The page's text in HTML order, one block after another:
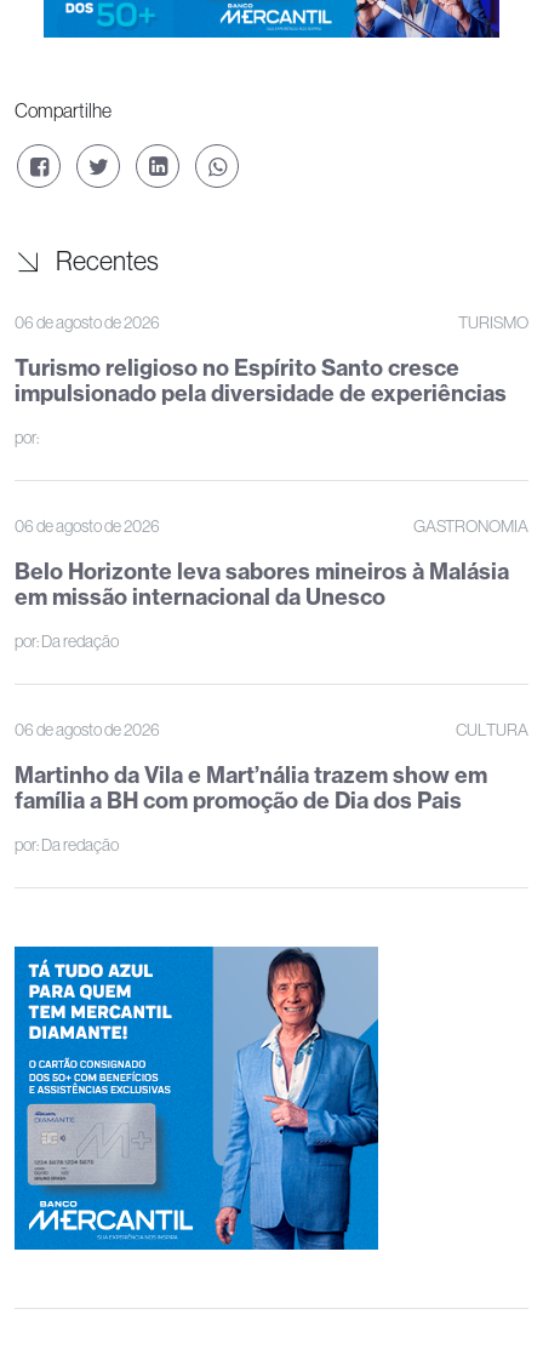
Compartilhe
Recentes
06 de agosto de 2026 TURISMO
Turismo religioso no Espírito Santo cresce
impulsionado pela diversidade de experiências
por:
06 de agosto de 2026 GASTRONOMIA
Belo Horizonte leva sabores mineiros à Malásia
em missão internacional da Unesco
por:Da redação
06 de agosto de 2026 CULTURA
Martinho da Vila e Mart’nália trazem show em
família a BH com promoção de Dia dos Pais
por:Da redação